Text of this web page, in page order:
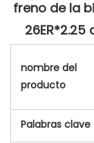
freno de la
nombre del
producto
Palabras clave